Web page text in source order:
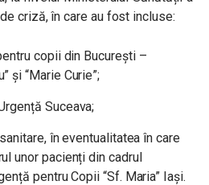
criză, în care au fost incluse:
copii din București –
și “Marie Curie”;
Suceava;
în eventualitatea în care
unor pacienți din cadrul
pentru Copii “Sf. Maria” Iași.